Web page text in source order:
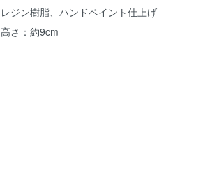
レジン樹脂、ハンドペイント仕上げ
高さ：約9cm